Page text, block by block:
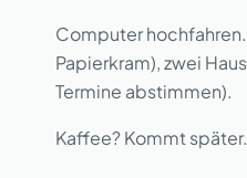
Computer
Papierkram), zwei
Termine abstimmen).
Kaffee? Kommt